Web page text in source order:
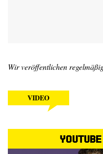
Wir veröffentlichen
VIDEO